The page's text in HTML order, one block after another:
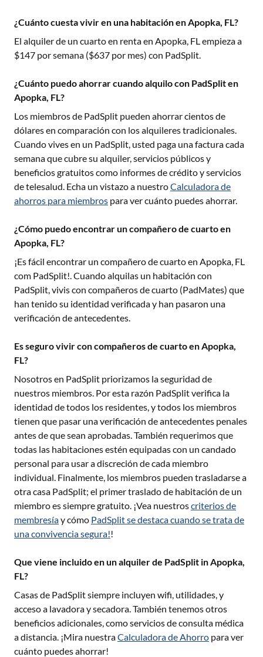
¿Cuánto cuesta vivir en una habitación en Apopka, FL?
El alquiler de un cuarto en renta en Apopka, FLempieza a
$147 por semana ($637 por mes) con PadSplit.
¿Cuánto puedo ahorrar cuando alquilo con PadSplit en
Apopka, FL?
Los miembros de PadSplit pueden ahorrar cientos de
dólares en comparación con los alquileres tradicionales.
Cuando vives en un PadSplit, usted paga una factura cada
semana que cubre su alquiler, servicios públicos y
beneficios gratuitos como informes de crédito y servicios
de telesalud. Echa un vistazo a nuestroCalculadora de
ahorros para miembros para ver cuánto puedes ahorrar.
¿Cómo puedo encontrar un compañero de cuarto en
Apopka, FL?
¡Es fácil encontrar un compañero de cuarto en Apopka, FL
com PadSplit!. Cuando alquilas un habitación con
PadSplit, vivis con compañeros de cuarto (PadMates) que
han tenido su identidad verificada y han pasaron una
verificación de antecedentes.
Es seguro vivir con compañeros de cuarto en Apopka,
FL?
Nosotros en PadSplit priorizamos la seguridad de
nuestros miembros. Por esta razón PadSplit verifica la
identidad de todos los residentes, y todos los miembros
tienen que pasar una verificación de antecedentes penales
antes de que sean aprobadas. También requerimos que
todas las habitaciones estén equipadas con un candado
personal para usar a discreción de cada miembro
individual. Finalmente, los miembros pueden trasladarse a
otra casa PadSplit; el primer traslado de habitación de un
miembro es siempre gratuito. ¡Vea nuestroscriterios de
membresíay cómo PadSplit se destaca cuando se trata de
una convivencia segura!!
Que viene incluido en un alquiler de PadSplit in Apopka,
FL?
Casas de PadSplit siempre incluyen wifi, utilidades, y
acceso a lavadora y secadora. También tenemos otros
beneficios adicionales, como servicios de consulta médica
a distancia. ¡Mira nuestraCalculadora de Ahorro para ver
cuánto puedes ahorrar!